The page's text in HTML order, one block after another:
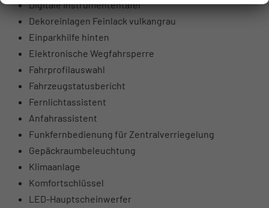
Digitale Instrumententafel
Dekoreinlagen Feinlack vulkangrau
Einparkhilfe hinten
Elektronische Wegfahrsperre
Fahrprofilauswahl
Fahrzeugstatusbericht
Fernlichtassistent
Anfahrassistent
Funkfernbedienung für Zentralverriegelung
Gepäckraumbeleuchtung
Klimaanlage
Komfortschlüssel
LED-Hauptscheinwerfer